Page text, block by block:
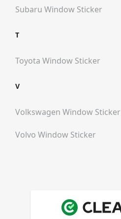
Subaru Window Sticker
T
Toyota Window Sticker
V
Volkswagen Window Sticker
Volvo Window Sticker